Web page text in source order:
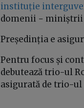
instituție
domenii − miniștrii
Președinția e
Pentru focus și
debutează trio-ul
asigurată de trio-